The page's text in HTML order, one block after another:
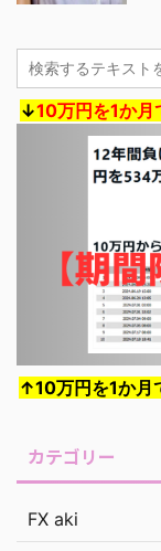
↓10万円を1か
↑10万円を1か月
カテゴリー
FX aki